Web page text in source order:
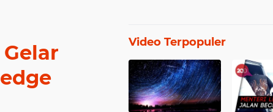
Video Terpopuler